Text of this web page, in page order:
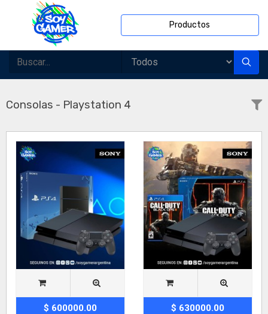
Productos
Consolas - Playstation 4
$ 600000.00 $ 630000.00